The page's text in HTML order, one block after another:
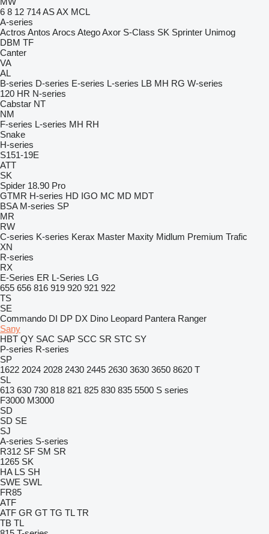
6 8 12 714ASAX MCL
A-series
Actros Antos Arocs AtegoAxor S-Class SK Sprinter Unimog
DBM TF
Canter
VA
AL
B-series D-series E-series L-series LB MH RG W-series
120 HR N-series
Cabstar NT
NM
F-series L-series MH RH
Snake
H-series
S151-19E
ATT
SK
Spider 18.90 Pro
GTMR H-series HD IGO MC MD MDT
BSA M-series SP
MR
RW
C-series K-series Kerax Master Maxity Midlum Premium Trafic
XN
R-series
RX
E-Series ER L-Series LG
655 656 816 919 920 921 922
TS
SE
Commando DI DP DX Dino Leopard Pantera Ranger
Sany
HBT QY SAC SAP SCC SR STC SY
P-series R-series
SP
1622 2024 2028 2430 2445 2630 3630 3650 8620 T
SL
613 630 730 818 821 825 830 835 5500 S series
F3000 M3000
SD
SD SE
SJ
A-series S-series
R312 SF SM SR
1265 SK
HA LS SH
SWE SWL
FR85
ATF
ATF GR GT TG TL TR
TB TL